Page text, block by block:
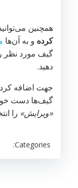
همچنین
کرده و به آن‌ها
گیف مورد نظر
دهید.
جهت اضافه
گیف‌ها دست
«ویرایش» را
Categories: